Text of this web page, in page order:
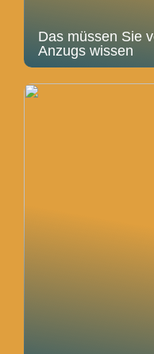
Das müssen Sie
Anzugs wissen